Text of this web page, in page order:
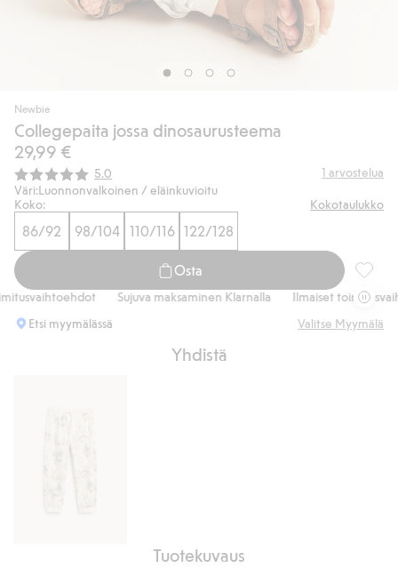
Newbie
Collegepaita jossa dinosaurusteema
29,99 €
Keskimääräinen luokitus:
5.0 1 arvostelua
Väri:Luonnonvalkoinen / eläinkuvioitu
Koko:
Kokotaulukko
86/92 98/104 110/116 122/128
Osta
Sujuva maksaminen Klarnalla
Ilmaiset
Etsi myymälässä
Valitse Myymälä
Yhdistä
Tuotekuvaus